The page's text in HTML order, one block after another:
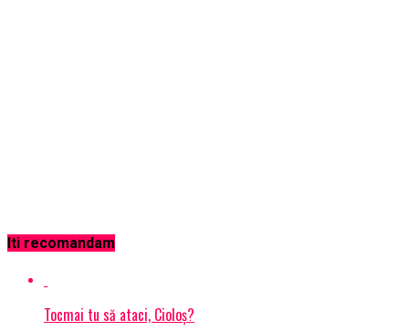
Iti recomandam
Tocmai tu să ataci, Cioloș?